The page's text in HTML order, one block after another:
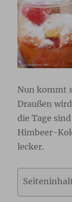
Nun kommt
Draußen
die Tage
Himbeer-
lecker.